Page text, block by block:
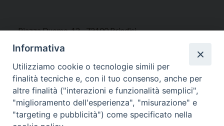
Piazza Duomo, 12 - 72100 Brindisi
Tel 0831.521958
Fax 0831.528315
Orari Curia
Mar. / Mer. / Giov. ore 9 - 13
Informativa
Utilizziamo cookie o tecnologie simili per
finalità tecniche e, con il tuo consenso, anche per
altre finalità ("interazioni e funzionalità semplici",
"miglioramento dell'esperienza", "misurazione" e
"targeting e pubblicità") come specificato nella